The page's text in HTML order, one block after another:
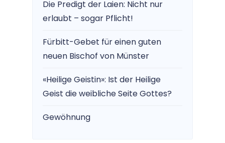
Die Predigt der Laien: Nicht nur
erlaubt – sogar Pflicht!
Fürbitt-Gebet für einen guten
neuen Bischof von Münster
«Heilige Geistin»: Ist der Heilige
Geist die weibliche Seite Gottes?
Gewöhnung